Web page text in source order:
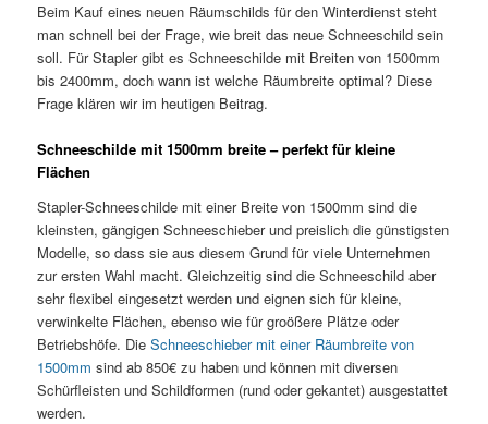
Beim Kauf eines neuen Räumschilds für den Winterdienst steht
man schnell bei der Frage, wie breit das neue Schneeschild sein
soll. Für Stapler gibt es Schneeschilde mit Breiten von 1500mm
bis 2400mm, doch wann ist welche Räumbreite optimal? Diese
Frage klären wir im heutigen Beitrag.
Schneeschilde mit 1500mm breite – perfekt für kleine
Flächen
Stapler-Schneeschilde mit einer Breite von 1500mm sind die
kleinsten, gängigen Schneeschieber und preislich die günstigsten
Modelle, so dass sie aus diesem Grund für viele Unternehmen
zur ersten Wahl macht. Gleichzeitig sind die Schneeschild aber
sehr flexibel eingesetzt werden und eignen sich für kleine,
verwinkelte Flächen, ebenso wie für groößere Plätze oder
Betriebshöfe. DieSchneeschieber mit einer Räumbreite von
1500mm sind ab 850€ zu haben und können mit diversen
Schürfleisten und Schildformen (rund oder gekantet) ausgestattet
werden.